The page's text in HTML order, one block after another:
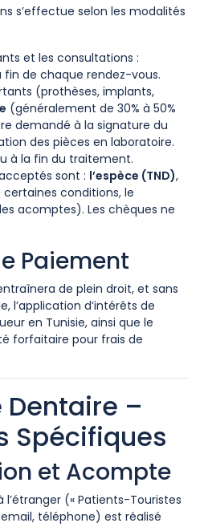
s’effectue selon les modalités
et les consultations :
de chaque rendez-vous.
(prothèses, implants,
(généralement de 30% à 50%
demandé à la signature du
des pièces en laboratoire.
à la fin du traitement.
sont : l’espèce (TND),
certaines conditions, le
acomptes). Les chèques ne
Paiement
de plein droit, et sans
l’application d’intérêts de
en Tunisie, ainsi que le
forfaitaire pour frais de
Dentaire –
Spécifiques
et Acompte
l’étranger (« Patients-Touristes
téléphone) est réalisé